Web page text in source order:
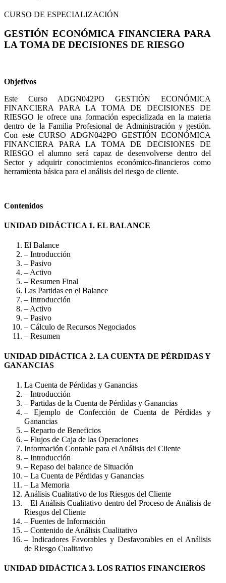
CURSO DE ESPECIALIZACIÓN
GESTIÓN ECONÓMICA FINANCIERA PARA
LA TOMA DE DECISIONES DE RIESGO
Objetivos
Este Curso ADGN042PO GESTIÓN ECONÓMICA
FINANCIERA PARA LA TOMA DE DECISIONES DE
RIESGO le ofrece una formación especializada en la materia
dentro de la Familia Profesional de Administración y gestión.
Con este CURSO ADGN042PO GESTIÓN ECONÓMICA
FINANCIERA PARA LA TOMA DE DECISIONES DE
RIESGO el alumno será capaz de desenvolverse dentro del
Sector y adquirir conocimientos económico-financieros como
herramienta básica para el análisis del riesgo de cliente.
Contenidos
UNIDAD DIDÁCTICA 1. EL BALANCE
El Balance
– Introducción
– Pasivo
– Activo
– Resumen Final
Las Partidas en el Balance
– Introducción
– Activo
– Pasivo
– Cálculo de Recursos Negociados
– Resumen
UNIDAD DIDÁCTICA 2. LA CUENTA DE PÉRDIDAS Y
GANANCIAS
La Cuenta de Pérdidas y Ganancias
– Introducción
– Partidas de la Cuenta de Pérdidas y Ganancias
– Ejemplo de Confección de Cuenta de Pérdidas y
Ganancias
– Reparto de Beneficios
– Flujos de Caja de las Operaciones
Información Contable para el Análisis del Cliente
– Introducción
– Repaso del balance de Situación
– La Cuenta de Pérdidas y Ganancias
– La Memoria
Análisis Cualitativo de los Riesgos del Cliente
– El Análisis Cualitativo dentro del Proceso de Análisis de
Riesgos del Cliente
– Fuentes de Información
– Contenido de Análisis Cualitativo
– Indicadores Favorables y Desfavorables en el Análisis
de Riesgo Cualitativo
UNIDAD DIDÁCTICA 3. LOS RATIOS FINANCIEROS